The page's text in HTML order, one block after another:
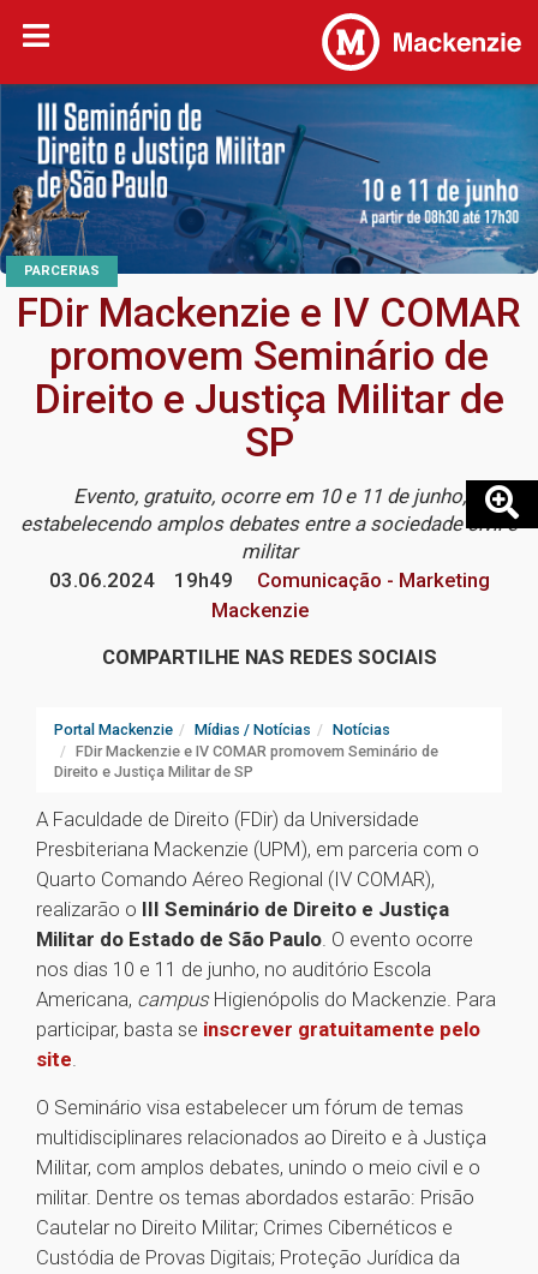
PARCERIAS
FDir Mackenzie e IV COMAR
promovem Seminário de
Direito e Justiça Militar de
SP
Evento, gratuito, ocorre em 10 e 11 de junho,
estabelecendo amplos debates entre a sociedade civil e
militar
03.06.2024
19h49
Comunicação - Marketing
Mackenzie
COMPARTILHE NAS REDES SOCIAIS
Portal Mackenzie Mídias / Notícias
Notícias
FDir Mackenzie e IV COMAR promovem Seminário de
Direito e Justiça Militar de SP
A Faculdade de Direito (FDir) da Universidade
Presbiteriana Mackenzie (UPM), em parceria com o
Quarto Comando Aéreo Regional (IV COMAR),
realizarão o III Seminário de Direito e Justiça
Militar do Estado de São Paulo. O evento ocorre
nos dias 10 e 11 de junho, no auditório Escola
Americana, campus Higienópolis do Mackenzie. Para
participar, basta se inscrever gratuitamente pelo
site.
O Seminário visa estabelecer um fórum de temas
multidisciplinares relacionados ao Direito e à Justiça
Militar, com amplos debates, unindo o meio civil e o
militar. Dentre os temas abordados estarão: Prisão
Cautelar no Direito Militar; Crimes Cibernéticos e
Custódia de Provas Digitais; Proteção Jurídica da